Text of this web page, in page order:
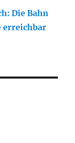
Die Bahn
erreichbar